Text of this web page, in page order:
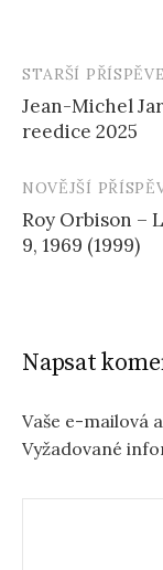
Navigace
příspěvku
STARŠÍ
Jean-Michel
reedice 2025
NOVĚJŠÍ
Roy Orbison –
9, 1969 (1999)
Napsat
Vaše e-mailová
Vyžadované